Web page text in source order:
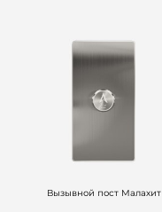
Вызывной пост Малахит